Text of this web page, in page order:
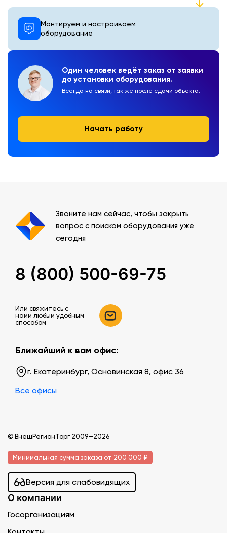
Один человек ведёт заказ от заявки
до установки оборудования.
Всегда на связи, так же после сдачи объекта.
Начать работу
Монтируем и настраиваем
оборудование
Звоните нам сейчас, чтобы закрыть
вопрос с поиском оборудования уже
сегодня
8 (800) 500-69-75
Или свяжитесь c
нами любым удобным
способом
Ближайший к вам офис:
г. Екатеринбург, Основинская 8, офис 36
Все офисы
© ВнешРегионТорг 2009—2026
Минимальная сумма заказа от 200 000 ₽
Версия для слабовидящих
О компании
Госорганизациям